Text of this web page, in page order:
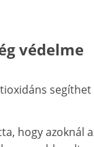
védelme
segíthet
hogy azoknál